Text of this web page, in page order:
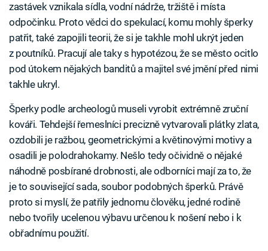
zastávek vznikala sídla, vodní nádrže, tržiště i místa
odpočinku. Proto vědci do spekulací, komu mohly šperky
patřit, také zapojili teorii, že si je takhle mohl ukrýt jeden
z poutníků. Pracují ale taky s hypotézou, že se město ocitlo
pod útokem nějakých banditů a majitel své jmění před nimi
takhle ukryl.
Šperky podle archeologů museli vyrobit extrémně zruční
kováři. Tehdejší řemeslníci precizně vytvarovali plátky zlata,
ozdobili je ražbou, geometrickými a květinovými motivy a
osadili je polodrahokamy. Nešlo tedy očividně o nějaké
náhodně posbírané drobnosti, ale odborníci mají za to, že
je to související sada, soubor podobných šperků. Právě
proto si myslí, že patřily jednomu člověku, jedné rodině
nebo tvořily ucelenou výbavu určenou k nošení nebo i k
obřadnímu použití.